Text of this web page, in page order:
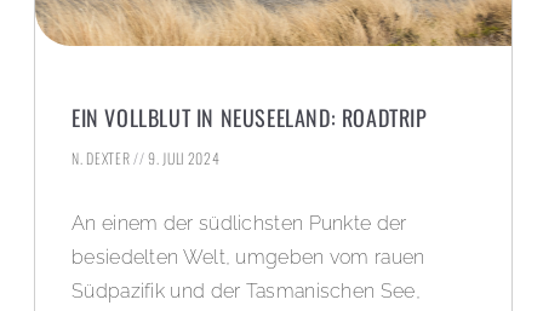
EIN VOLLBLUT IN NEUSEELAND: ROADTRIP
N. DEXTER 9. JULI 2024
An einem der südlichsten Punkte der
besiedelten Welt, umgeben vom rauen
Südpazifik und der Tasmanischen See,